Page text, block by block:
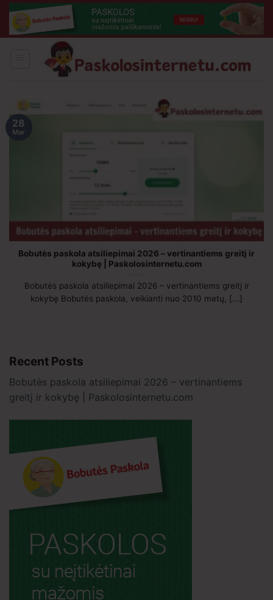
Skip
content
Bobutės paskola atsiliepimai 2026 – vertinantiems greitį ir
kokybę | Paskolosinternetu.com
Bobutės paskola atsiliepimai 2026 – vertinantiems greitį ir
kokybę Bobutės paskola, veikianti nuo 2010 metų, [...]
28
Mar
Recent Posts
Bobutės paskola atsiliepimai 2026 – vertinantiems
greitį ir kokybę | Paskolosinternetu.com